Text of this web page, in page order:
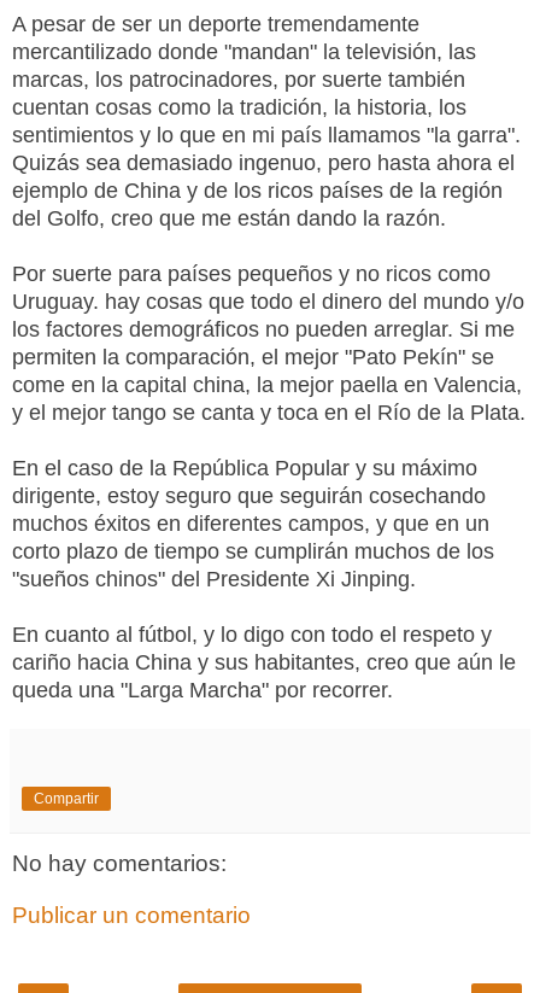
A pesar de ser un deporte tremendamente
mercantilizado donde "mandan" la televisión, las
marcas, los patrocinadores, por suerte también
cuentan cosas como la tradición, la historia, los
sentimientos y lo que en mi país llamamos "la garra".
Quizás sea demasiado ingenuo, pero hasta ahora el
ejemplo de China y de los ricos países de la región
del Golfo, creo que me están dando la razón.
Por suerte para países pequeños y no ricos como
Uruguay. hay cosas que todo el dinero del mundo y/o
los factores demográficos no pueden arreglar. Si me
permiten la comparación, el mejor "Pato Pekín" se
come en la capital china, la mejor paella en Valencia,
y el mejor tango se canta y toca en el Río de la Plata.
En el caso de la República Popular y su máximo
dirigente, estoy seguro que seguirán cosechando
muchos éxitos en diferentes campos, y que en un
corto plazo de tiempo se cumplirán muchos de los
"sueños chinos" del Presidente Xi Jinping.
En cuanto al fútbol, y lo digo con todo el respeto y
cariño hacia China y sus habitantes, creo que aún le
queda una "Larga Marcha" por recorrer.
Compartir
No hay comentarios:
Publicar un comentario